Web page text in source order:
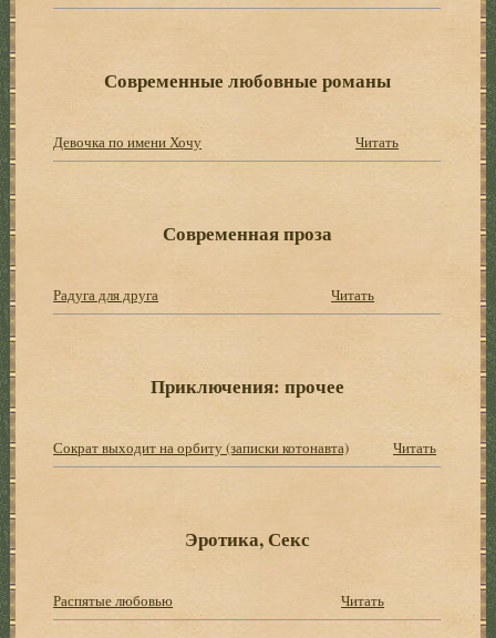
Современные любовные романы
Девочка по имени Хочу Читать
Современная проза
Радуга для друга Читать
Приключения: прочее
Сократ выходит на орбиту (записки котонавта) Читать
Эротика, Секс
Распятые любовью Читать